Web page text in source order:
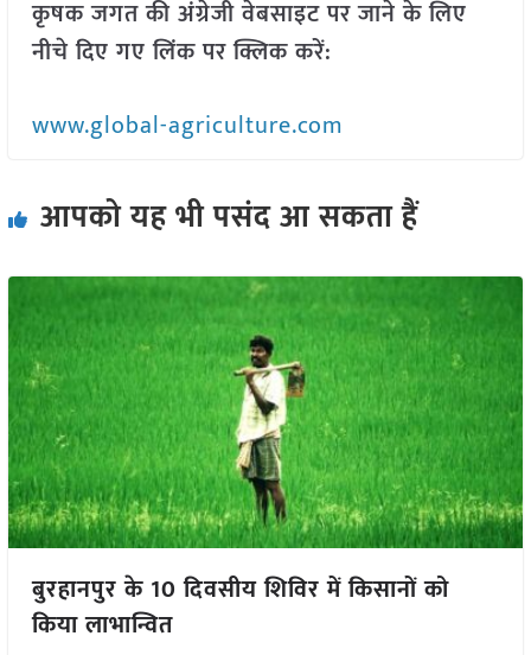
कृषक जगत की अंग्रेजी वेबसाइट पर जाने के लिए
नीचे दिए गए लिंक पर क्लिक करें:
www.global-agriculture.com
आपको यह भी पसंद आ सकता हैं
बुरहानपुर के 10 दिवसीय शिविर में किसानों को
किया लाभान्वित